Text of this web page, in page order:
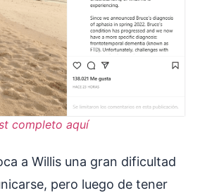
completo aquí
a Willis una gran dificultad
pero luego de tener